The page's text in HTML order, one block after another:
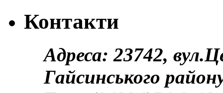
Контакти
Адреса: 23742,
Гайсинського